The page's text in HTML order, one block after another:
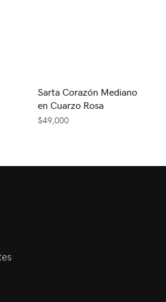
Sarta Corazón Mediano
en Cuarzo Rosa
$49,000